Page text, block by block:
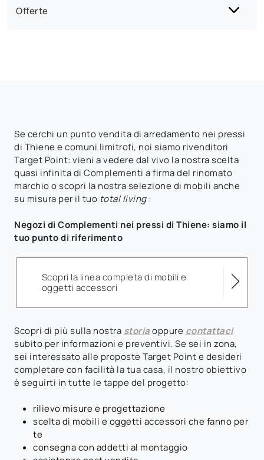
Offerte
Se cerchi un punto vendita di arredamento nei pressi
di Thiene e comuni limitrofi, noi siamo rivenditori
Target Point: vieni a vedere dal vivo la nostra scelta
quasi infinita di Complementi a firma del rinomato
marchio o scopri la nostra selezione di mobili anche
su misura per il tuo total living:
Negozi di Complementi nei pressi di Thiene: siamo il
tuo punto di riferimento
Scopri la linea completa di mobili e
oggetti accessori
Scopri di più sulla nostra storiaoppure contattaci
subito per informazioni e preventivi. Se sei in zona,
sei interessato alle proposte Target Point e desideri
completare con facilità la tua casa, il nostro obiettivo
è seguirti in tutte le tappe del progetto:
rilievo misure e progettazione
scelta di mobili e oggetti accessori che fanno per
te
consegna con addetti al montaggio